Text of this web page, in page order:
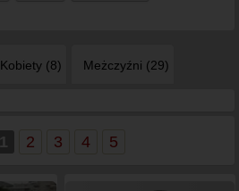
Kobiety (8) Meżczyźni (29)
1 2 3 4 5